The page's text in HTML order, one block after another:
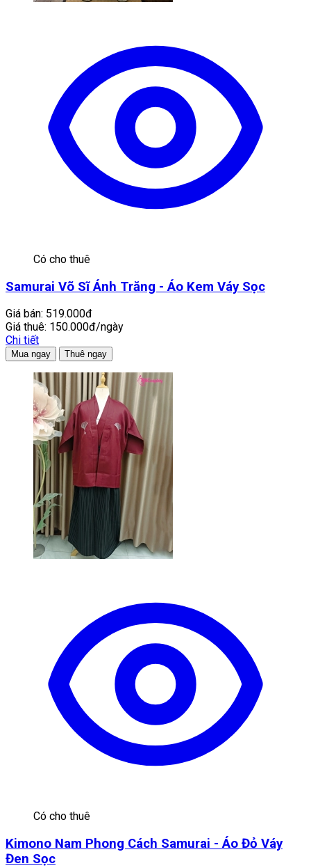
Có cho thuê
Samurai Võ Sĩ Ánh Trăng - Áo Kem Váy Sọc
Giá bán: 519.000đ
Giá thuê: 150.000đ/ngày
Chi tiết
Mua ngay Thuê ngay
Có cho thuê
Kimono Nam Phong Cách Samurai - Áo Đỏ Váy
Đen Sọc